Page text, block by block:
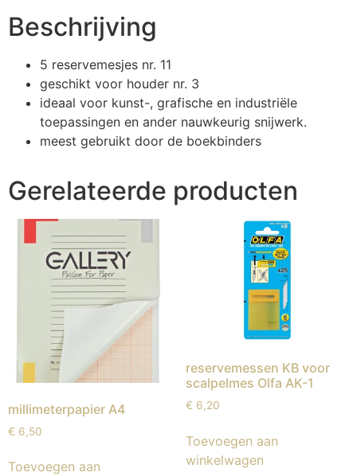
Beschrijving
5 reservemesjes nr. 11
geschikt voor houder nr. 3
ideaal voor kunst-, grafische en industriële
toepassingen en ander nauwkeurig snijwerk.
meest gebruikt door de boekbinders
Gerelateerde producten
millimeterpapier A4
€ 6,50
Toevoegen aan
reservemessen KB voor
scalpelmes Olfa AK-1
€ 6,20
Toevoegen aan
winkelwagen